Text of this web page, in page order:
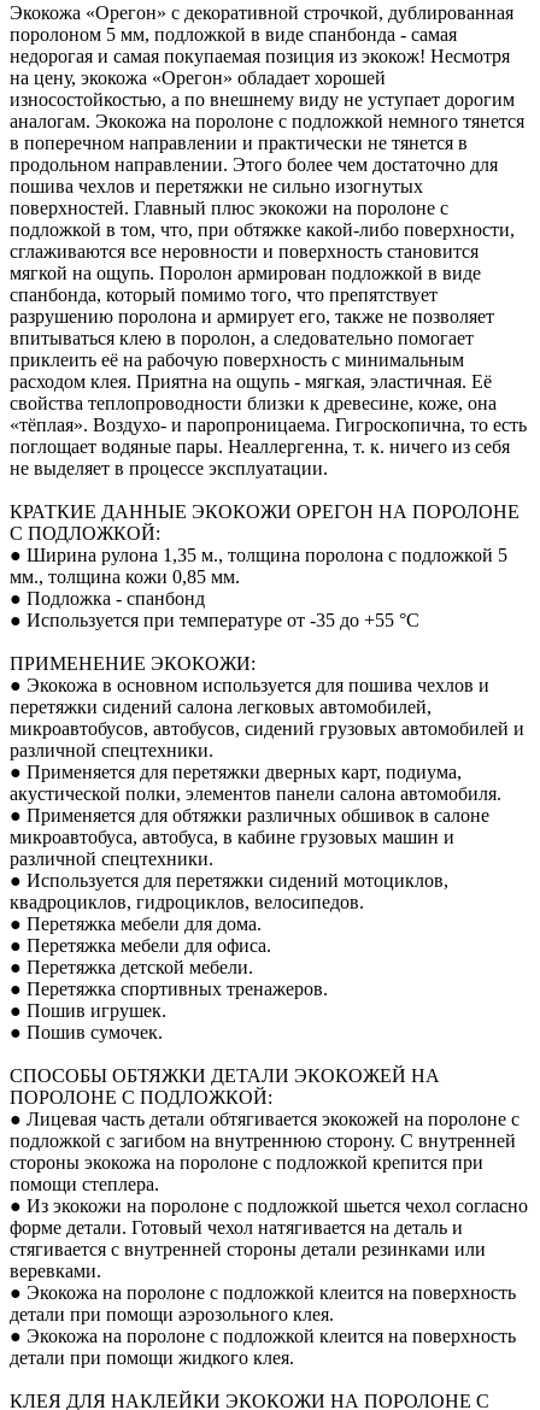
Экокожа «Орегон» с декоративной строчкой, дублированная
поролоном 5 мм, подложкой в виде спанбонда - самая
недорогая и самая покупаемая позиция из экокож! Несмотря
на цену, экокожа «Орегон» обладает хорошей
износостойкостью, а по внешнему виду не уступает дорогим
аналогам. Экокожа на поролоне с подложкой немного тянется
в поперечном направлении и практически не тянется в
продольном направлении. Этого более чем достаточно для
пошива чехлов и перетяжки не сильно изогнутых
поверхностей. Главный плюс экокожи на поролоне с
подложкой в том, что, при обтяжке какой-либо поверхности,
сглаживаются все неровности и поверхность становится
мягкой на ощупь. Поролон армирован подложкой в виде
спанбонда, который помимо того, что препятствует
разрушению поролона и армирует его, также не позволяет
впитываться клею в поролон, а следовательно помогает
приклеить её на рабочую поверхность с минимальным
расходом клея. Приятна на ощупь - мягкая, эластичная. Её
свойства теплопроводности близки к древесине, коже, она
«тёплая». Воздухо- и паропроницаема. Гигроскопична, то есть
поглощает водяные пары. Неаллергенна, т. к. ничего из себя
не выделяет в процессе эксплуатации.
КРАТКИЕ ДАННЫЕ ЭКОКОЖИ ОРЕГОН НА ПОРОЛОНЕ
С ПОДЛОЖКОЙ:
● Ширина рулона 1,35 м., толщина поролона с подложкой 5
мм., толщина кожи 0,85 мм.
● Подложка - спанбонд
● Используется при температуре от -35 до +55 °С
ПРИМЕНЕНИЕ ЭКОКОЖИ:
● Экокожа в основном используется для пошива чехлов и
перетяжки сидений салона легковых автомобилей,
микроавтобусов, автобусов, сидений грузовых автомобилей и
различной спецтехники.
● Применяется для перетяжки дверных карт, подиума,
акустической полки, элементов панели салона автомобиля.
● Применяется для обтяжки различных обшивок в салоне
микроавтобуса, автобуса, в кабине грузовых машин и
различной спецтехники.
● Используется для перетяжки сидений мотоциклов,
квадроциклов, гидроциклов, велосипедов.
● Перетяжка мебели для дома.
● Перетяжка мебели для офиса.
● Перетяжка детской мебели.
● Перетяжка спортивных тренажеров.
● Пошив игрушек.
● Пошив сумочек.
СПОСОБЫ ОБТЯЖКИ ДЕТАЛИ ЭКОКОЖЕЙ НА
ПОРОЛОНЕ С ПОДЛОЖКОЙ:
● Лицевая часть детали обтягивается экокожей на поролоне с
подложкой с загибом на внутреннюю сторону. С внутренней
стороны экокожа на поролоне с подложкой крепится при
помощи степлера.
● Из экокожи на поролоне с подложкой шьется чехол согласно
форме детали. Готовый чехол натягивается на деталь и
стягивается с внутренней стороны детали резинками или
веревками.
● Экокожа на поролоне с подложкой клеится на поверхность
детали при помощи аэрозольного клея.
● Экокожа на поролоне с подложкой клеится на поверхность
детали при помощи жидкого клея.
КЛЕЯ ДЛЯ НАКЛЕЙКИ ЭКОКОЖИ НА ПОРОЛОНЕ С